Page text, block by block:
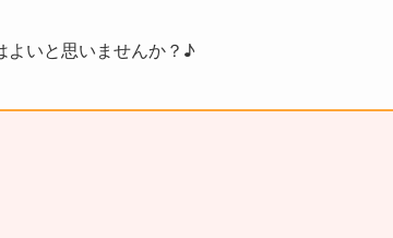
よいと思いませんか？♪